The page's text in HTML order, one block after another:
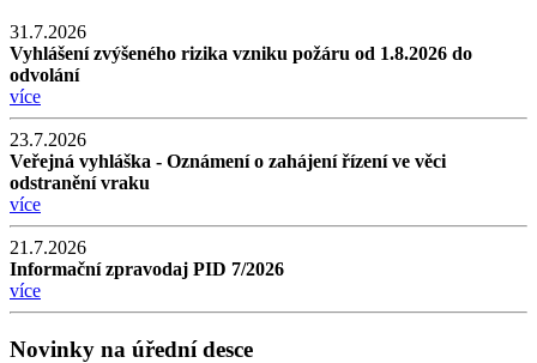
31.7.2026
Vyhlášení zvýšeného rizika vzniku požáru od 1.8.2026 do
odvolání
více
23.7.2026
Veřejná vyhláška - Oznámení o zahájení řízení ve věci
odstranění vraku
více
21.7.2026
Informační zpravodaj PID 7/2026
více
Novinky na úřední desce